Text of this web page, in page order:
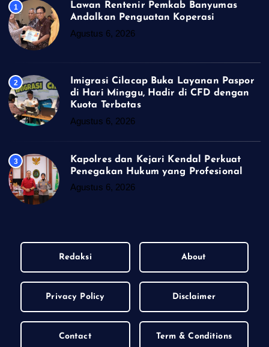
1
Lawan Rentenir Pemkab Banyumas
Andalkan Penguatan Koperasi
Agustus 6, 2026
2
Imigrasi Cilacap Buka Layanan Paspor
di Hari Minggu, Hadir di CFD dengan
Kuota Terbatas
Agustus 6, 2026
3
Kapolres dan Kejari Kendal Perkuat
Penegakan Hukum yang Profesional
Agustus 6, 2026
Redaksi About
Privacy Policy Disclaimer
Contact Term & Conditions